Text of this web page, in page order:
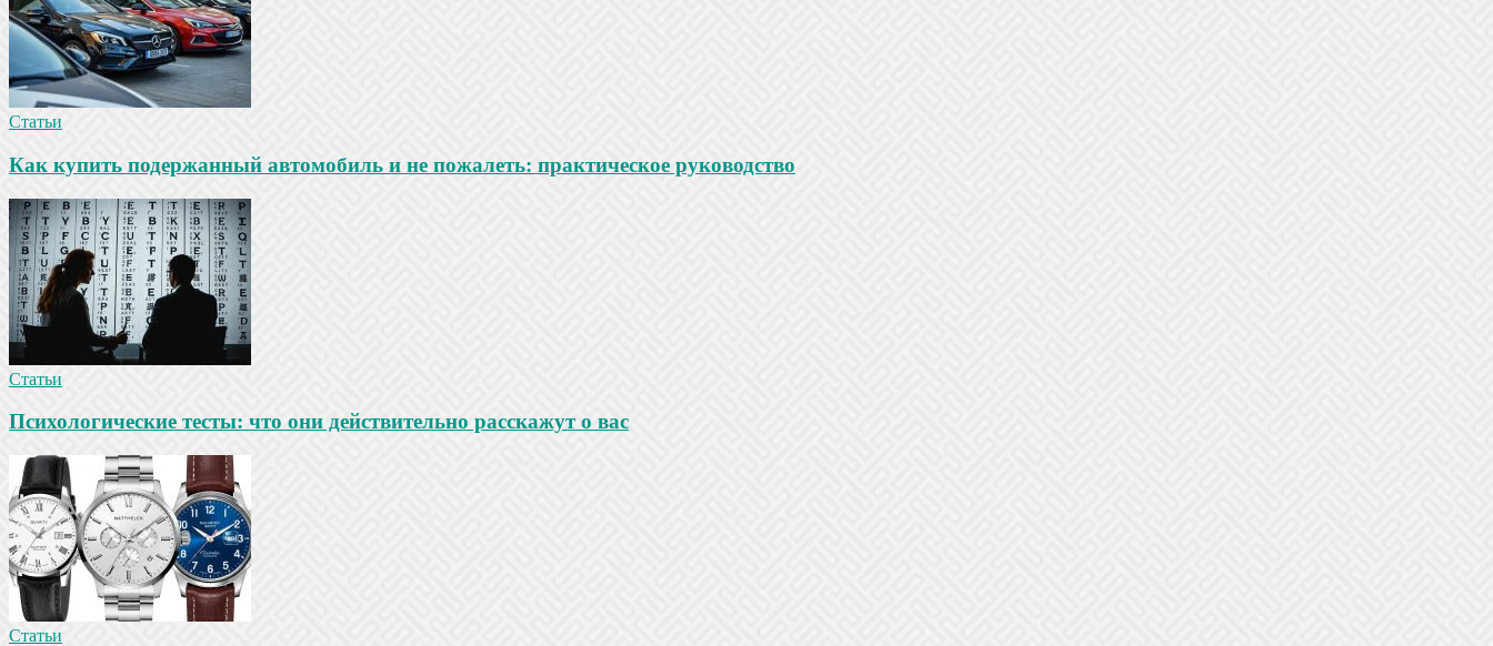
Статьи
Как купить подержанный автомобиль и не пожалеть: практическое руководство
Статьи
Психологические тесты: что они действительно расскажут о вас
Статьи